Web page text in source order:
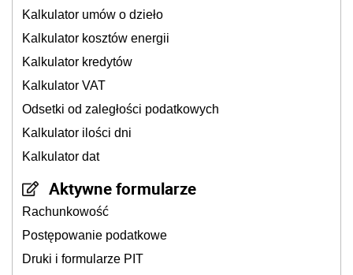
Kalkulator umów o dzieło
Kalkulator kosztów energii
Kalkulator kredytów
Kalkulator VAT
Odsetki od zaległości podatkowych
Kalkulator ilości dni
Kalkulator dat
Aktywne formularze
Rachunkowość
Postępowanie podatkowe
Druki i formularze PIT